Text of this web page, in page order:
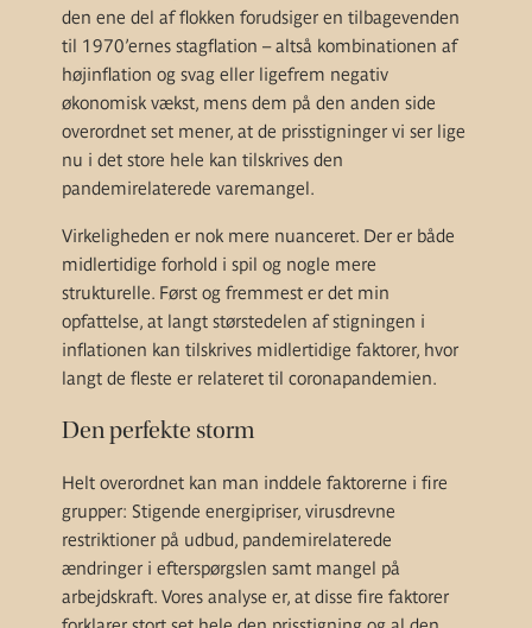
den ene del af flokken forudsiger en tilbagevenden
til 1970’ernes stagflation – altså kombinationen af
højinflation og svag eller ligefrem negativ
økonomisk vækst, mens dem på den anden side
overordnet set mener, at de prisstigninger vi ser lige
nu i det store hele kan tilskrives den
pandemirelaterede varemangel.
Virkeligheden er nok mere nuanceret. Der er både
midlertidige forhold i spil og nogle mere
strukturelle. Først og fremmest er det min
opfattelse, at langt størstedelen af stigningen i
inflationen kan tilskrives midlertidige faktorer, hvor
langt de fleste er relateret til coronapandemien.
Den perfekte storm
Helt overordnet kan man inddele faktorerne i fire
grupper: Stigende energipriser, virusdrevne
restriktioner på udbud, pandemirelaterede
ændringer i efterspørgslen samt mangel på
arbejdskraft. Vores analyse er, at disse fire faktorer